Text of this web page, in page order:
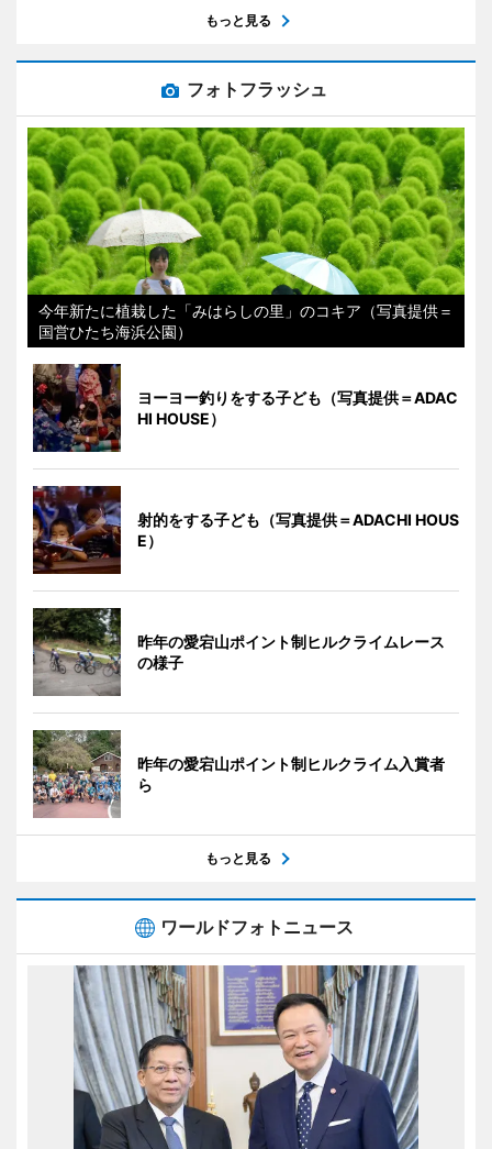
もっと見る
フォトフラッシュ
今年新たに植栽した「みはらしの里」のコキア（写真提供＝
国営ひたち海浜公園）
ヨーヨー釣りをする子ども（写真提供＝ADAC
HI HOUSE）
射的をする子ども（写真提供＝ADACHI HOUS
E）
昨年の愛宕山ポイント制ヒルクライムレース
の様子
昨年の愛宕山ポイント制ヒルクライム入賞者
ら
もっと見る
ワールドフォトニュース